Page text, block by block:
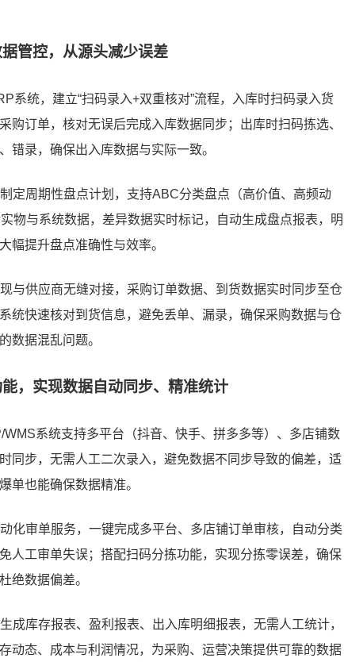
管控，从源头减少误差
系统，建立“扫码录入+双重核对”流程，入库时扫码录入货
购订单，核对无误后完成入库数据同步；出库时扫码拣选、
错录，确保出入库数据与实际一致。
定周期性盘点计划，支持ABC分类盘点（高价值、高频动
物与系统数据，差异数据实时标记，自动生成盘点报表，明
幅提升盘点准确性与效率。
与供应商无缝对接，采购订单数据、到货数据实时同步至仓
统快速核对到货信息，避免丢单、漏录，确保采购数据与仓
数据混乱问题。
，实现数据自动同步、精准统计
系统支持多平台（抖音、快手、拼多多等）、多店铺数
同步，无需人工二次录入，避免数据不同步导致的偏差，适
单也能确保数据精准。
化审单服务，一键完成多平台、多店铺订单审核，自动分类
人工审单失误；搭配扫码分拣功能，实现分拣零误差，确保
绝数据偏差。
成库存报表、盈利报表、出入库明细报表，无需人工统计，
动态、成本与利润情况，为采购、运营决策提供可靠的数据